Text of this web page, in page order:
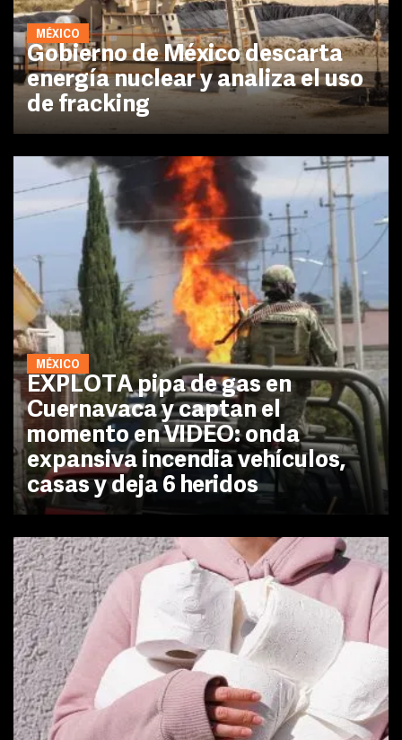
MÉXICO
Gobierno de México descarta
energía nuclear y analiza el uso
de fracking
MÉXICO
EXPLOTA pipa de gas en
Cuernavaca y captan el
momento en VIDEO: onda
expansiva incendia vehículos,
casas y deja 6 heridos